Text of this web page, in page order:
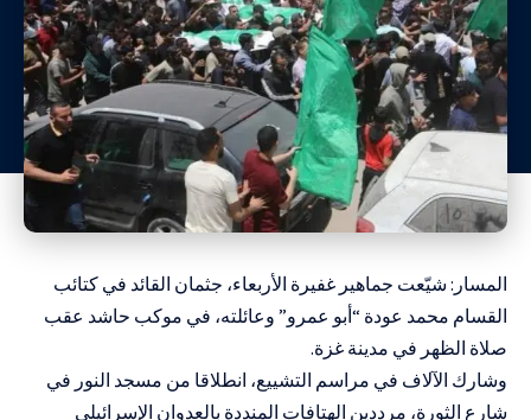
المسار: شيّعت جماهير غفيرة الأربعاء، جثمان القائد في كتائب
القسام محمد عودة “أبو عمرو” وعائلته، في موكب حاشد عقب
صلاة الظهر في مدينة غزة.
وشارك الآلاف في مراسم التشييع، انطلاقا من مسجد النور في
شارع الثورة، مرددين الهتافات المنددة بالعدوان الإسرائيلي